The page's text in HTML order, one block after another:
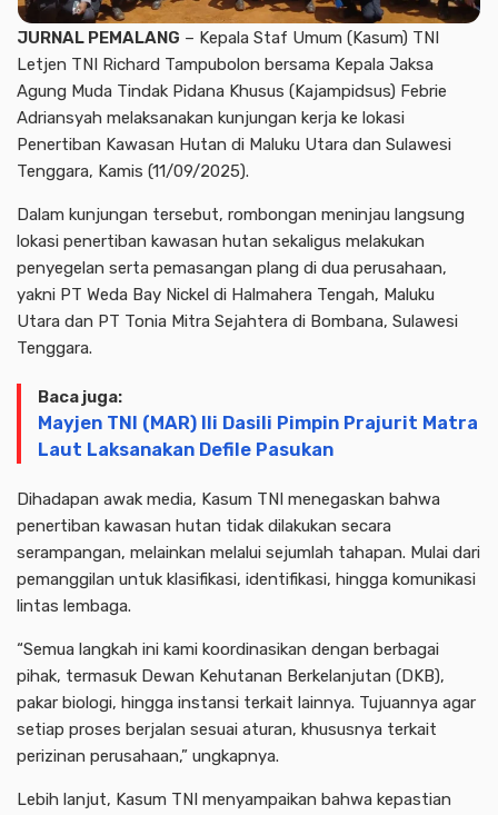
JURNAL PEMALANG – Kepala Staf Umum (Kasum) TNI
Letjen TNI Richard Tampubolon bersama Kepala Jaksa
Agung Muda Tindak Pidana Khusus (Kajampidsus) Febrie
Adriansyah melaksanakan kunjungan kerja ke lokasi
Penertiban Kawasan Hutan di Maluku Utara dan Sulawesi
Tenggara, Kamis (11/09/2025).
Dalam kunjungan tersebut, rombongan meninjau langsung
lokasi penertiban kawasan hutan sekaligus melakukan
penyegelan serta pemasangan plang di dua perusahaan,
yakni PT Weda Bay Nickel di Halmahera Tengah, Maluku
Utara dan PT Tonia Mitra Sejahtera di Bombana, Sulawesi
Tenggara.
Baca juga:
Mayjen TNI (MAR) Ili Dasili Pimpin Prajurit Matra
Laut Laksanakan Defile Pasukan
Dihadapan awak media, Kasum TNI menegaskan bahwa
penertiban kawasan hutan tidak dilakukan secara
serampangan, melainkan melalui sejumlah tahapan. Mulai dari
pemanggilan untuk klasifikasi, identifikasi, hingga komunikasi
lintas lembaga.
“Semua langkah ini kami koordinasikan dengan berbagai
pihak, termasuk Dewan Kehutanan Berkelanjutan (DKB),
pakar biologi, hingga instansi terkait lainnya. Tujuannya agar
setiap proses berjalan sesuai aturan, khususnya terkait
perizinan perusahaan,” ungkapnya.
Lebih lanjut, Kasum TNI menyampaikan bahwa kepastian